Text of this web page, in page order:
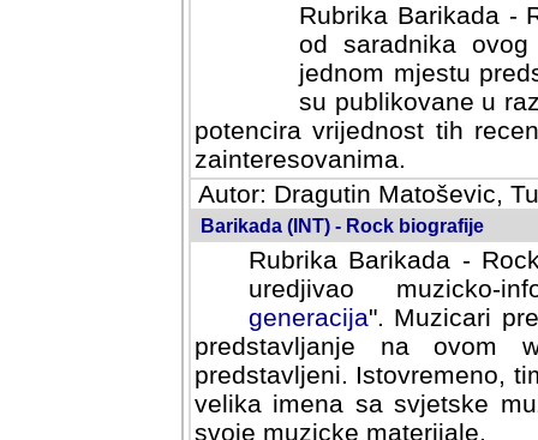
Rubrika Barikada -
od saradnika
jednom mjestu
su publikovane u
potencira vrijednost tih
zainteresovanima.
Autor: Dragutin Matoševic,
Barikada (INT) - Rock biografije
Rubrika Barikada -
uredjivao muzicko-
Muzicari predstavljeni u
na ovom web portalu
Istovremeno, tim nacinom
sa svjetske muzicke scene
materijale.